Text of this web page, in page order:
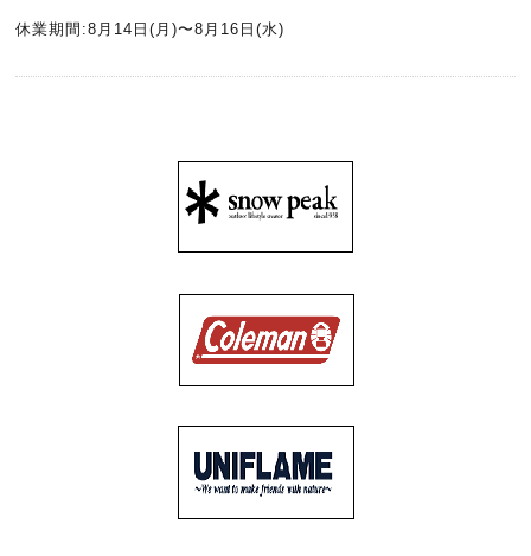
休業期間:8月14日(月)〜8月16日(水)